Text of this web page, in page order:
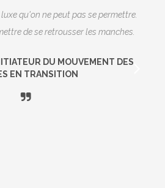
qu'on ne peut pas se permettre.
de se retrousser les manches.
DU MOUVEMENT DES
EN TRANSITION